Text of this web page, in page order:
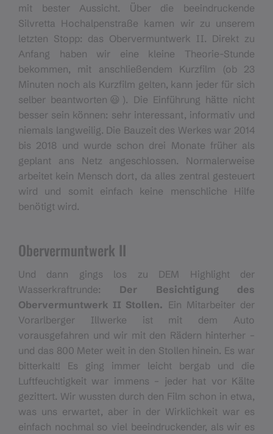
mit bester Aussicht. Über die beeindruckende
Silvretta Hochalpenstraße kamen wir zu unserem
letzten Stopp: das Obervermuntwerk II. Direkt zu
Anfang haben wir eine kleine Theorie-Stunde
bekommen, mit anschließendem Kurzfilm (ob 23
Minuten noch als Kurzfilm gelten, kann jeder für sich
selber beantworten😃). Die Einführung hätte nicht
besser sein können: sehr interessant, informativ und
niemals langweilig. Die Bauzeit des Werkes war 2014
bis 2018 und wurde schon drei Monate früher als
geplant ans Netz angeschlossen. Normalerweise
arbeitet kein Mensch dort, da alles zentral gesteuert
wird und somit einfach keine menschliche Hilfe
benötigt wird.
Obervermuntwerk II
Und dann gings los zu DEM Highlight der
Wasserkraftrunde: Der Besichtigung des
Obervermuntwerk II Stollen. Ein Mitarbeiter der
Vorarlberger Illwerke ist mit dem Auto
vorausgefahren und wir mit den Rädern hinterher –
und das 800 Meter weit in den Stollen hinein. Es war
bitterkalt! Es ging immer leicht bergab und die
Luftfeuchtigkeit war immens – jeder hat vor Kälte
gezittert. Wir wussten durch den Film schon in etwa,
was uns erwartet, aber in der Wirklichkeit war es
einfach nochmal so viel beeindruckender, als wir es